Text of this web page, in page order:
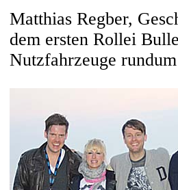
Matthias Regber,
dem ersten Rollei
Nutzfahrzeuge